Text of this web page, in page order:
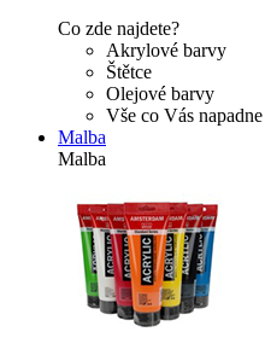
Co zde najdete?
Akrylové barvy
Štětce
Olejové barvy
Vše co Vás napadne
Malba
Malba